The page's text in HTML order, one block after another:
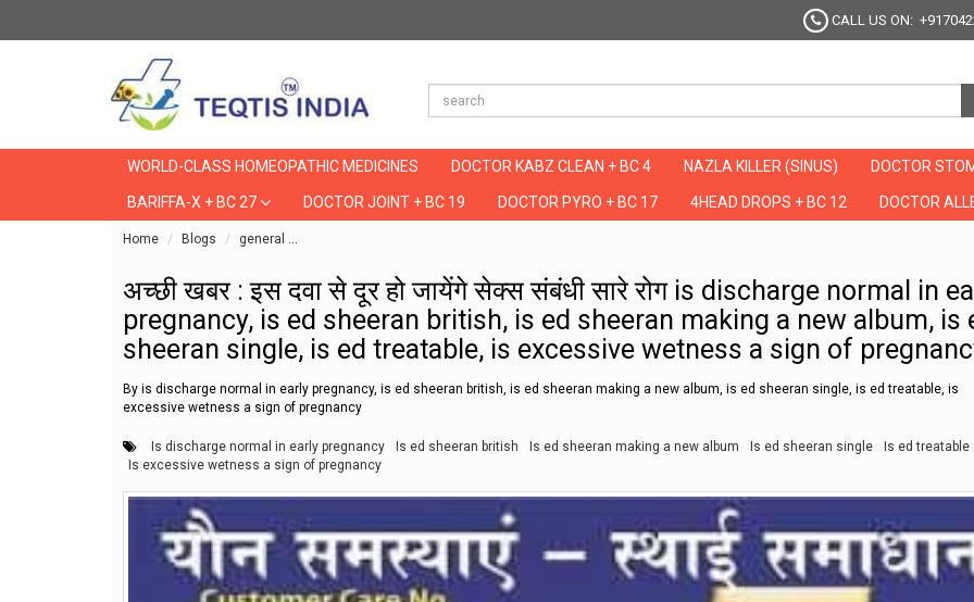
CALL US ON:
WORLD-CLASS HOMEOPATHIC MEDICINES DOCTOR KABZ CLEAN + BC 4 NAZLA KILLER (SINUS) DOCTOR
BARIFFA-X + BC 27 DOCTOR JOINT + BC 19 DOCTOR PYRO + BC 17 4HEAD DROPS + BC 12 DOCTOR
Home Blogs general
अच्छी खबर : इस दवा से दूर हो जायेंगे सेक्स संबंधी सारे रोग is discharge normal in
pregnancy, is ed sheeran british, is ed sheeran making a new album, is
sheeran single, is ed treatable, is excessive wetness a sign of
By is discharge normal in early pregnancy, is ed sheeran british, is ed sheeran making a new album, is ed sheeran single, is ed treatable, is
excessive wetness a sign of pregnancy
Is discharge normal in early pregnancy Is ed sheeran british Is ed sheeran making a new album Is ed sheeran single
Is ed treatable
Is excessive wetness a sign of pregnancy